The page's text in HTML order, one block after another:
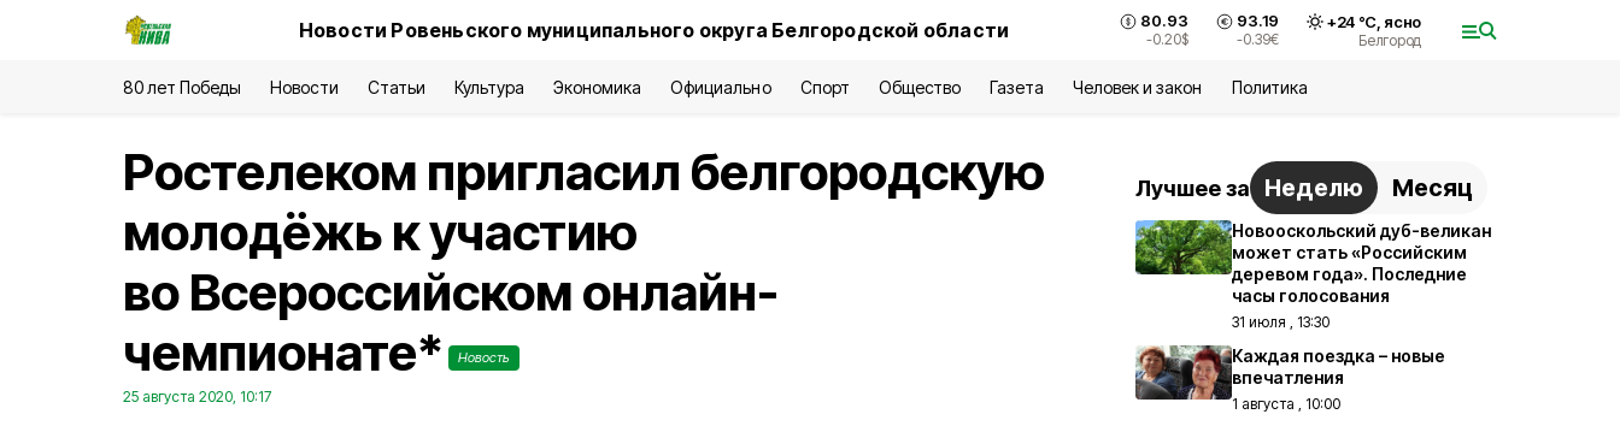
Новости Ровеньского муниципального округа Белгородской области 80.93
-0.20$
93.19
-0.39€
+24°С, ясно
Белгород
80 лет Победы Новости Статьи Культура Экономика Официально Спорт Общество Газета Человек и закон Политика
Ростелеком пригласил белгородскую
молодёжь к участию
во Всероссийском онлайн-
чемпионате*
Новость
25 августа 2020, 10:17
Лучшее за Неделю Месяц
Новооскольский дуб-великан
может стать «Российским
деревом года». Последние
часы голосования
31 июля , 13:30
Каждая поездка – новые
впечатления
1 августа , 10:00